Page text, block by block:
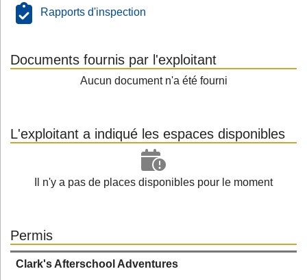
Rapports d'inspection
Documents fournis par l'exploitant
Aucun document n'a été fourni
L'exploitant a indiqué les espaces disponibles
Il n'y a pas de places disponibles pour le moment
Permis
Clark's Afterschool Adventures